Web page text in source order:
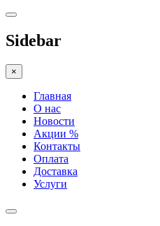
Sidebar
×
Главная
О нас
Новости
Акции %
Контакты
Оплата
Доставка
Услуги